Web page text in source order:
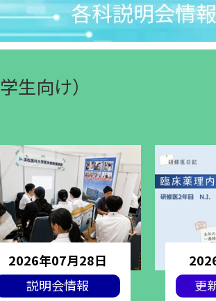
生向け）
2026年07月28日
説明会情報
更